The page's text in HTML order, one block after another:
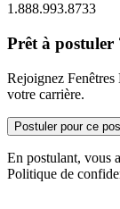
1.888.993.8733
Prêt à postuler
Rejoignez Fenêtres
votre carrière.
Postuler pour ce
En postulant, vous
Politique de